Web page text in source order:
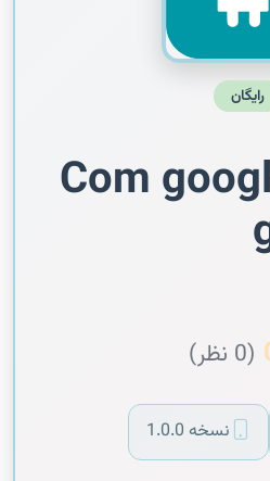
رایگان
Com
(0 نظر)
نسخه 1.0.0